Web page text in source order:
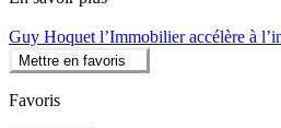
Guy Hoquet l’Immobilier accélère à
Mettre en favoris
Favoris